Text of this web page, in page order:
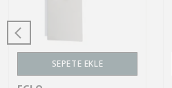
SEPETE EKLE